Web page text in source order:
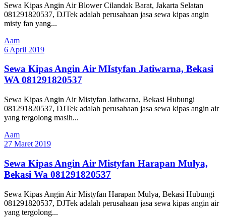
Sewa Kipas Angin Air Blower Cilandak Barat, Jakarta Selatan
081291820537, DJTek adalah perusahaan jasa sewa kipas angin
misty fan yang...
Aam
6 April 2019
Sewa Kipas Angin Air MIstyfan Jatiwarna, Bekasi
WA 081291820537
Sewa Kipas Angin Air Mistyfan Jatiwarna, Bekasi Hubungi
081291820537, DJTek adalah perusahaan jasa sewa kipas angin air
yang tergolong masih...
Aam
27 Maret 2019
Sewa Kipas Angin Air Mistyfan Harapan Mulya,
Bekasi Wa 081291820537
Sewa Kipas Angin Air Mistyfan Harapan Mulya, Bekasi Hubungi
081291820537, DJTek adalah perusahaan jasa sewa kipas angin air
yang tergolong...